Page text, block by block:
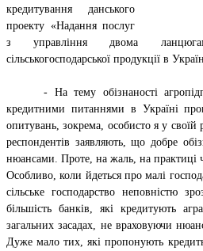
кредитування данського
проекту «Надання послуг
з управління двома
сільськогосподарської продукції в
- На тему обізнаності
кредитними питаннями в Україні
опитувань, зокрема, особисто я у своїй
респондентів заявляють, що добре
нюансами. Проте, на жаль, на практиці
Особливо, коли йдеться про малі
сільське господарство неповністю
більшість банків, які кредитують
загальних засадах, не враховуючи
Дуже мало тих, які пропонують